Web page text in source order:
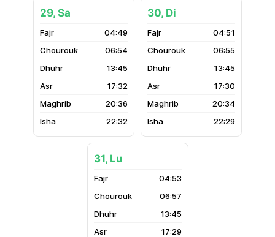
29, Sa
04:49
06:54
13:45
17:32
20:36
22:32
30, Di
04:51
06:55
13:45
17:30
20:34
22:29
31, Lu
04:53
06:57
13:45
17:29